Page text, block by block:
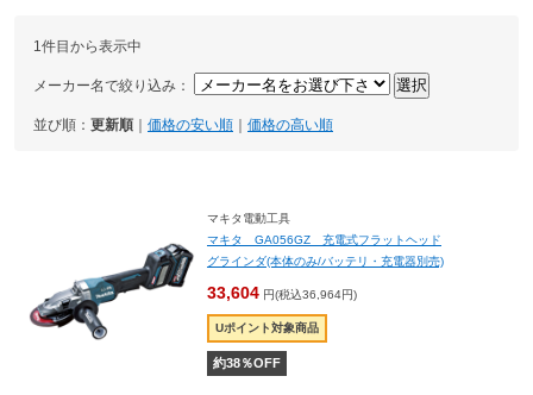
1件目から表示中
メーカー名で絞り込み：
並び順： 更新順 価格の安い順 価格の高い順
マキタ電動工具
マキタ GA056GZ 充電式フラットヘッド
グラインダ(本体のみ/バッテリ・充電器別売)
33,604 円(税込36,964円)
Uポイント対象商品
約38％OFF